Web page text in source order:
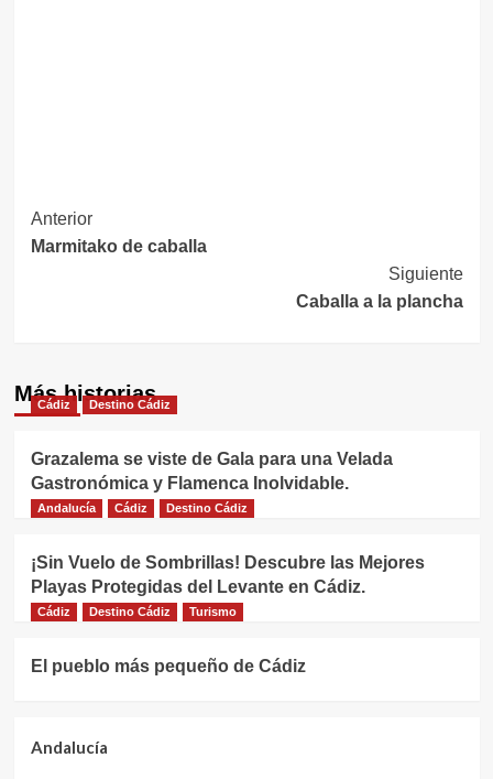
Navegación
de
Anterior
Marmitako de caballa
Siguiente
Caballa a la plancha
Más historias
Cádiz Destino Cádiz
Grazalema se viste de Gala para una Velada
Gastronómica y Flamenca Inolvidable.
Andalucía Cádiz Destino Cádiz
¡Sin Vuelo de Sombrillas! Descubre las Mejores
Playas Protegidas del Levante en Cádiz.
Cádiz Destino Cádiz Turismo
El pueblo más pequeño de Cádiz
Andalucía